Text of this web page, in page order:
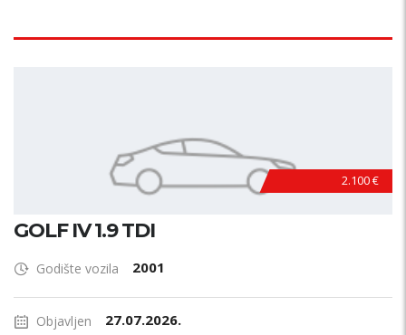
2.100 €
GOLF IV 1.9 TDI
Godište vozila 2001
Objavljen 27.07.2026.